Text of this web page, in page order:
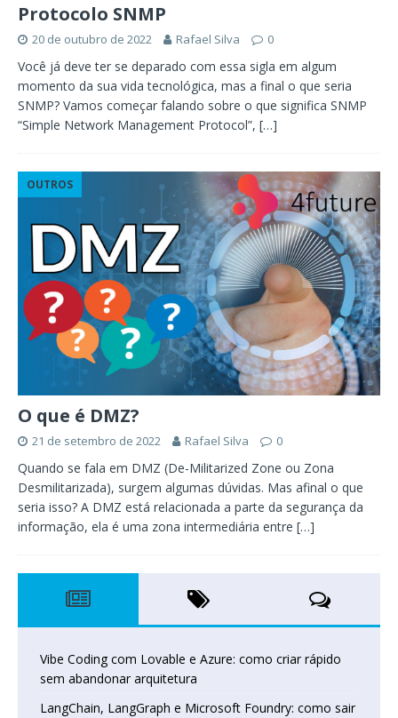
Protocolo SNMP
20 de outubro de 2022 Rafael Silva 0
Você já deve ter se deparado com essa sigla em algum
momento da sua vida tecnológica, mas a final o que seria
SNMP? Vamos começar falando sobre o que significa SNMP
“Simple Network Management Protocol”, […]
OUTROS
O que é DMZ?
21 de setembro de 2022 Rafael Silva 0
Quando se fala em DMZ (De-Militarized Zone ou Zona
Desmilitarizada), surgem algumas dúvidas. Mas afinal o que
seria isso? A DMZ está relacionada a parte da segurança da
informação, ela é uma zona intermediária entre […]
Vibe Coding com Lovable e Azure: como criar rápido
sem abandonar arquitetura
LangChain, LangGraph e Microsoft Foundry: como sair